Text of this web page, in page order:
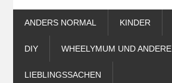
ANDERS NORMAL KINDER
DIY WHEELYMUM UND ANDERE
LIEBLINGSSACHEN